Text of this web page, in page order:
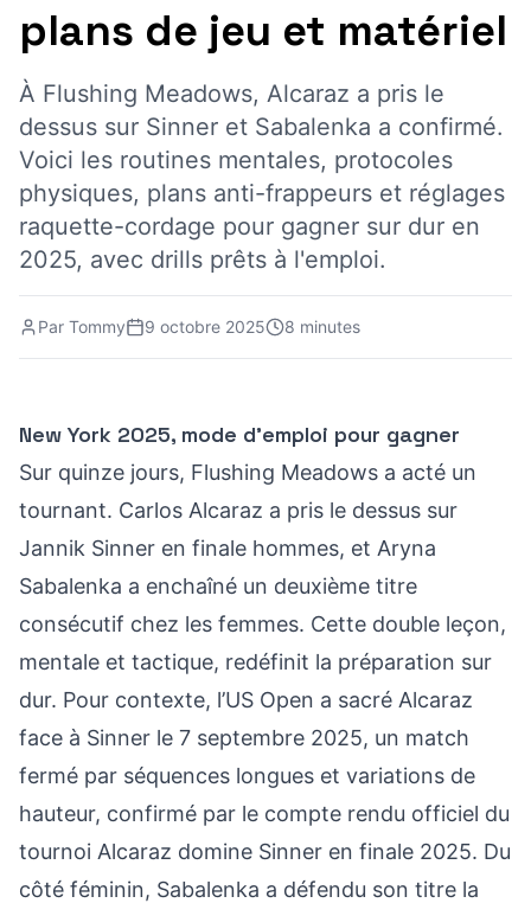
plans de jeu et matériel
À Flushing Meadows, Alcaraz a pris le
dessus sur Sinner et Sabalenka a confirmé.
Voici les routines mentales, protocoles
physiques, plans anti-frappeurs et réglages
raquette-cordage pour gagner sur dur en
2025, avec drills prêts à l'emploi.
Par Tommy 9 octobre 2025 8 minutes
New York 2025, mode d’emploi pour gagner
Sur quinze jours, Flushing Meadows a acté un
tournant. Carlos Alcaraz a pris le dessus sur
Jannik Sinner en finale hommes, et Aryna
Sabalenka a enchaîné un deuxième titre
consécutif chez les femmes. Cette double leçon,
mentale et tactique, redéfinit la préparation sur
dur. Pour contexte, l’US Open a sacré Alcaraz
face à Sinner le 7 septembre 2025, un match
fermé par séquences longues et variations de
hauteur, confirmé par le compte rendu officiel du
tournoi Alcaraz domine Sinner en finale 2025. Du
côté féminin, Sabalenka a défendu son titre la